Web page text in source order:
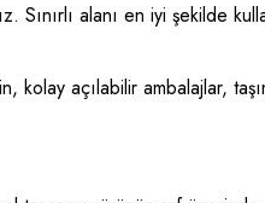
alanı en iyi şekilde
kolay açılabilir ambalajlar,